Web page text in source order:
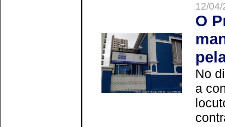
12/
O
No
a